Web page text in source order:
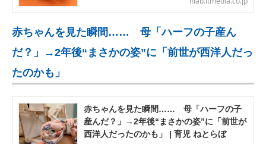
赤ちゃんを見た瞬間…… 母「ハーフの子産ん
だ？」→2年後“まさかの姿”に「前世が西洋人だっ
たのかも」
赤ちゃんを見た瞬間…… 母「ハーフの子
産んだ？」→2年後“まさかの姿”に「前世が
西洋人だったのかも」 | 育児 ねとらぼ